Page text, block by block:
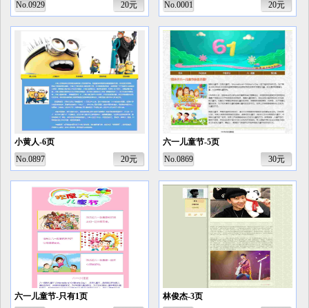
No.0929
20元
No.0001
20元
小黄人-6页
No.0897
20元
六一儿童节-5页
No.0869
30元
六一儿童节-只有1页
林俊杰-3页